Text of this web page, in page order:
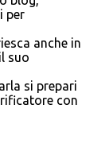
per
anche in
suo
si prepari
con